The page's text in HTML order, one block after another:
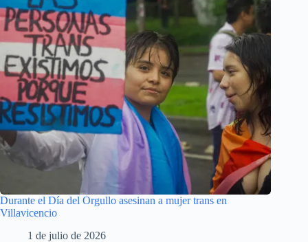
Durante el Día del Orgullo asesinan a mujer trans en
Villavicencio
1 de julio de 2026